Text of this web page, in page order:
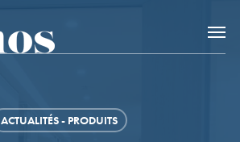
Accès rapide
ACTUALITÉS - PRODUITS